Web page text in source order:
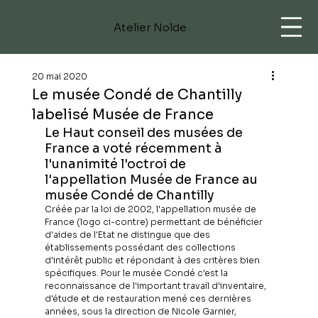
Atelier Nolde
Le musée Condé de Chantilly
labelisé Musée de France
20 mai 2020
Le Haut conseil des musées de
France a voté récemment à
l'unanimité l'octroi de
l'appellation Musée de France au
musée Condé de Chantilly
Créée par la loi de 2002, l'appellation musée de
France (logo ci-contre) permettant de bénéficier
d'aides de l'Etat ne distingue que des
établissements possédant des collections
d'intérêt public et répondant à des critères bien
spécifiques. Pour le musée Condé c'est la
reconnaissance de l'important travail d'inventaire,
d'étude et de restauration mené ces dernières
années, sous la direction de Nicole Garnier,